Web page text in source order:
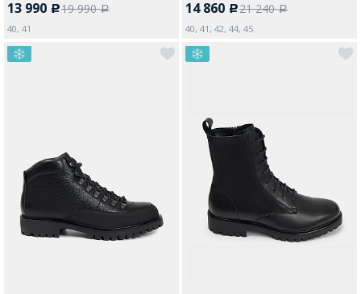
13 990 c19 990a
40, 41
14 860 c21 240a
40, 41, 42, 44, 45